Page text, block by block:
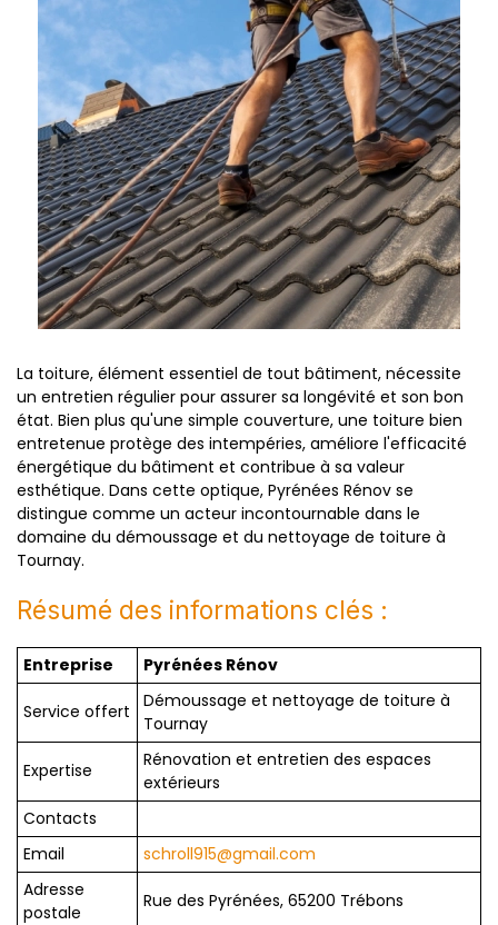
La toiture, élément essentiel de tout bâtiment, nécessite
un entretien régulier pour assurer sa longévité et son bon
état. Bien plus qu'une simple couverture, une toiture bien
entretenue protège des intempéries, améliore l'efficacité
énergétique du bâtiment et contribue à sa valeur
esthétique. Dans cette optique, Pyrénées Rénov se
distingue comme un acteur incontournable dans le
domaine du démoussage et du nettoyage de toiture à
Tournay.
Résumé des informations clés :
Entreprise Pyrénées Rénov
Service offert
Démoussage et nettoyage de toiture à
Tournay
Expertise
Rénovation et entretien des espaces
extérieurs
Contacts
Email
schroll915@gmail.com
Adresse
postale
Rue des Pyrénées, 65200 Trébons